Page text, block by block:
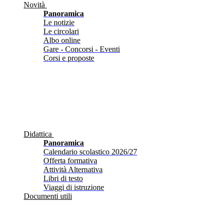
Novità
Panoramica
Le notizie
Le circolari
Albo online
Gare - Concorsi - Eventi
Corsi e proposte
Didattica
Panoramica
Calendario scolastico 2026/27
Offerta formativa
Attività Alternativa
Libri di testo
Viaggi di istruzione
Documenti utili